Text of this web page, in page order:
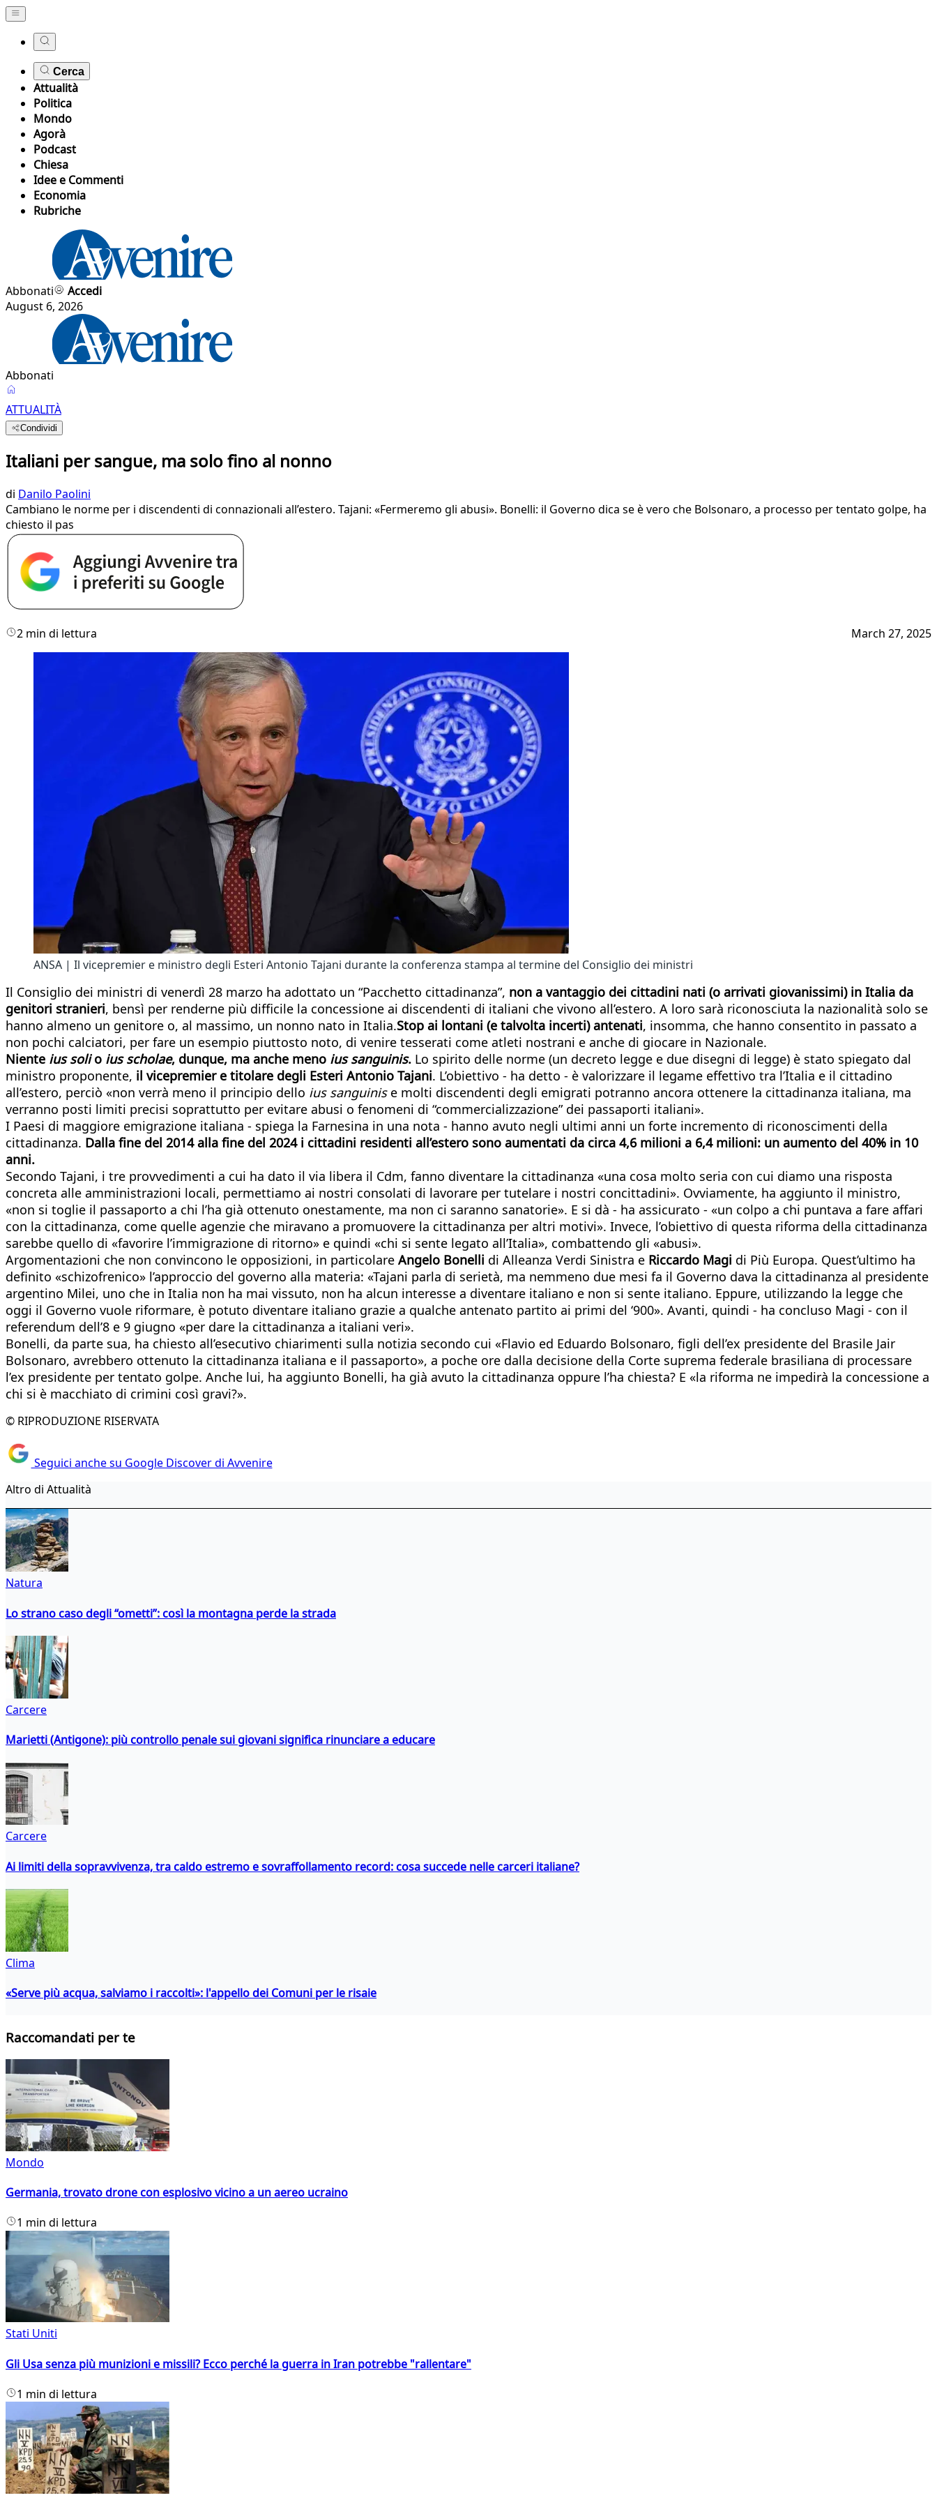
Cerca
Attualità
Politica
Mondo
Agorà
Podcast
Chiesa
Idee e Commenti
Economia
Rubriche
Abbonati
Accedi
August 6, 2026
Abbonati
ATTUALITÀ
Condividi
Italiani per sangue, ma solo fino al nonno
di Danilo Paolini
Cambiano le norme per i discendenti di connazionali all’estero. Tajani: «Fermeremo gli abusi». Bonelli: il Governo dica se è vero che Bolsonaro, a processo per tentato golpe, ha
chiesto il pas
2 min di lettura March 27, 2025
ANSA | Il vicepremier e ministro degli Esteri Antonio Tajani durante la conferenza stampa al termine del Consiglio dei ministri
Il Consiglio dei ministri di venerdì 28 marzo ha adottato un “Pacchetto cittadinanza”, non a vantaggio dei cittadini nati (o arrivati giovanissimi) in Italia da
genitori stranieri, bensì per renderne più difficile la concessione ai discendenti di italiani che vivono all’estero. A loro sarà riconosciuta la nazionalità solo se
hanno almeno un genitore o, al massimo, un nonno nato in Italia.Stop ai lontani (e talvolta incerti) antenati, insomma, che hanno consentito in passato a
non pochi calciatori, per fare un esempio piuttosto noto, di venire tesserati come atleti nostrani e anche di giocare in Nazionale.
Niente ius solio ius scholae, dunque, ma anche meno ius sanguinis. Lo spirito delle norme (un decreto legge e due disegni di legge) è stato spiegato dal
ministro proponente, il vicepremier e titolare degli Esteri Antonio Tajani. L’obiettivo - ha detto - è valorizzare il legame effettivo tra l’Italia e il cittadino
all’estero, perciò «non verrà meno il principio dello ius sanguinise molti discendenti degli emigrati potranno ancora ottenere la cittadinanza italiana, ma
verranno posti limiti precisi soprattutto per evitare abusi o fenomeni di “commercializzazione” dei passaporti italiani».
I Paesi di maggiore emigrazione italiana - spiega la Farnesina in una nota - hanno avuto negli ultimi anni un forte incremento di riconoscimenti della
cittadinanza. Dalla fine del 2014 alla fine del 2024 i cittadini residenti all’estero sono aumentati da circa 4,6 milioni a 6,4 milioni: un aumento del 40% in 10
anni.
Secondo Tajani, i tre provvedimenti a cui ha dato il via libera il Cdm, fanno diventare la cittadinanza «una cosa molto seria con cui diamo una risposta
concreta alle amministrazioni locali, permettiamo ai nostri consolati di lavorare per tutelare i nostri concittadini». Ovviamente, ha aggiunto il ministro,
«non si toglie il passaporto a chi l’ha già ottenuto onestamente, ma non ci saranno sanatorie». E si dà - ha assicurato - «un colpo a chi puntava a fare affari
con la cittadinanza, come quelle agenzie che miravano a promuovere la cittadinanza per altri motivi». Invece, l’obiettivo di questa riforma della cittadinanza
sarebbe quello di «favorire l’immigrazione di ritorno» e quindi «chi si sente legato all’Italia», combattendo gli «abusi».
Argomentazioni che non convincono le opposizioni, in particolare Angelo Bonelli di Alleanza Verdi Sinistra e Riccardo Magi di Più Europa. Quest’ultimo ha
definito «schizofrenico» l’approccio del governo alla materia: «Tajani parla di serietà, ma nemmeno due mesi fa il Governo dava la cittadinanza al presidente
argentino Milei, uno che in Italia non ha mai vissuto, non ha alcun interesse a diventare italiano e non si sente italiano. Eppure, utilizzando la legge che
oggi il Governo vuole riformare, è potuto diventare italiano grazie a qualche antenato partito ai primi del ‘900». Avanti, quindi - ha concluso Magi - con il
referendum dell’8 e 9 giugno «per dare la cittadinanza a italiani veri».
Bonelli, da parte sua, ha chiesto all’esecutivo chiarimenti sulla notizia secondo cui «Flavio ed Eduardo Bolsonaro, figli dell’ex presidente del Brasile Jair
Bolsonaro, avrebbero ottenuto la cittadinanza italiana e il passaporto», a poche ore dalla decisione della Corte suprema federale brasiliana di processare
l’ex presidente per tentato golpe. Anche lui, ha aggiunto Bonelli, ha già avuto la cittadinanza oppure l’ha chiesta? E «la riforma ne impedirà la concessione a
chi si è macchiato di crimini così gravi?».
© RIPRODUZIONE RISERVATA
Seguici anche su Google Discover di Avvenire
Altro di Attualità
Natura
Lo strano caso degli “ometti”: così la montagna perde la strada
Carcere
Marietti (Antigone): più controllo penale sui giovani significa rinunciare a educare
Carcere
Ai limiti della sopravvivenza, tra caldo estremo e sovraffollamento record: cosa succede nelle carceri italiane?
Clima
«Serve più acqua, salviamo i raccolti»: l'appello dei Comuni per le risaie
Raccomandati per te
Mondo
Germania, trovato drone con esplosivo vicino a un aereo ucraino
1 min di lettura
Stati Uniti
Gli Usa senza più munizioni e missili? Ecco perché la guerra in Iran potrebbe "rallentare"
1 min di lettura